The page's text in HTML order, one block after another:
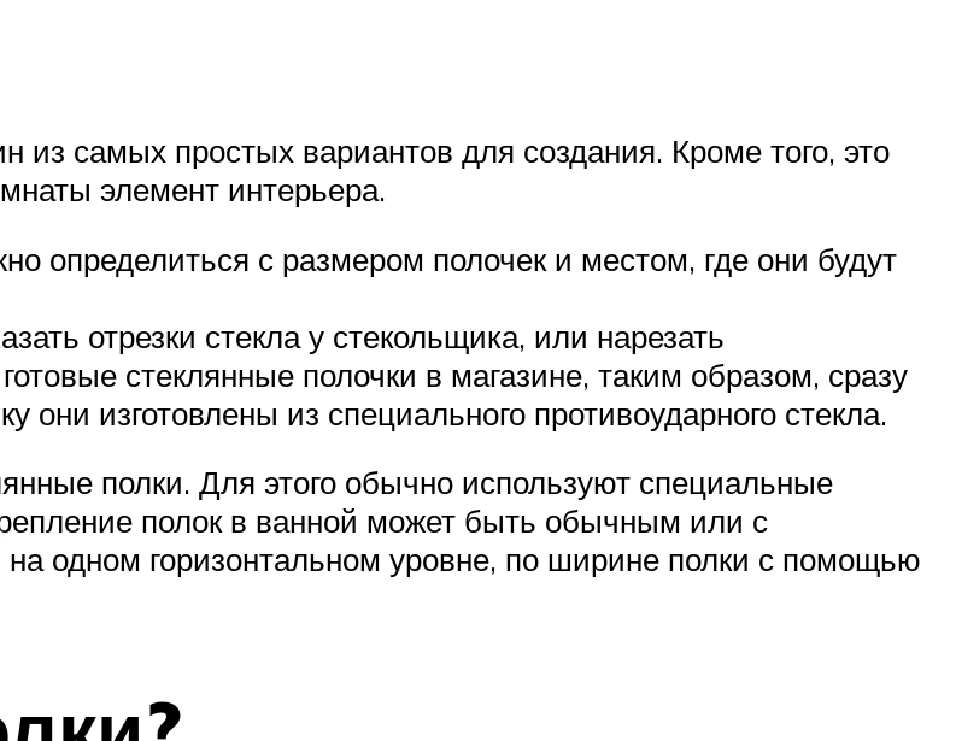
из самых простых вариантов для создания. Кроме того, это
элемент интерьера.
определиться с размером полочек и местом, где они будут
отрезки стекла у стекольщика, или нарезать
стеклянные полочки в магазине, таким образом, сразу
они изготовлены из специального противоударного стекла.
полки. Для этого обычно используют специальные
полок в ванной может быть обычным или с
одном горизонтальном уровне, по ширине полки с помощью